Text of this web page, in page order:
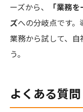
ーズから、
「業務
ズへの分岐点です
業務から試して、
う。
よくある質問